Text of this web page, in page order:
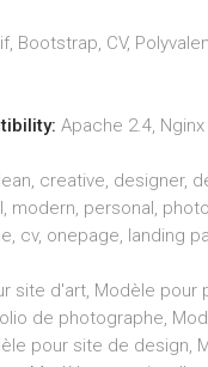
Bootstrap, CV,
Apache 2.4, Nginx
creative, designer,
modern, personal,
cv, onepage, landing
site d'art, Modèle pour
de photographe,
pour site de design,